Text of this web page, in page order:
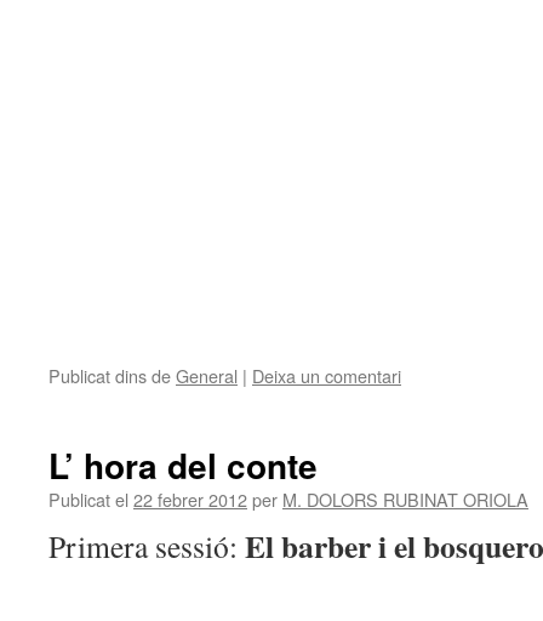
Publicat dins deGeneral | Deixa un comentari
L’ hora del conte
Publicat el 22 febrer 2012per M. DOLORS RUBINAT ORIOLA
Primera sessió: El barber i el